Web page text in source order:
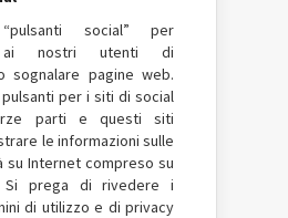
social” per
ai nostri utenti di
sognalare pagine web.
per i siti di social
parti e questi siti
le informazioni sulle
Internet compreso su
Si prega di rivedere i
di utilizzo e di privacy